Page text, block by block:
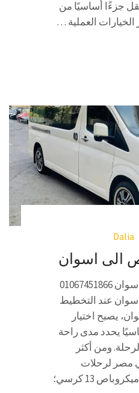
جزءًا أساسيًا من
الخيارات العملية …
Dalia
الى اسوان
ايجار ميكروباص الى اسوان 01067451866
عند التخطيط
يصبح اختيار
يحدد مدى راحة
ومن أكثر
مصر لرحلات
المجموعات هو إيجار ميكروباص 13 كرسي؛